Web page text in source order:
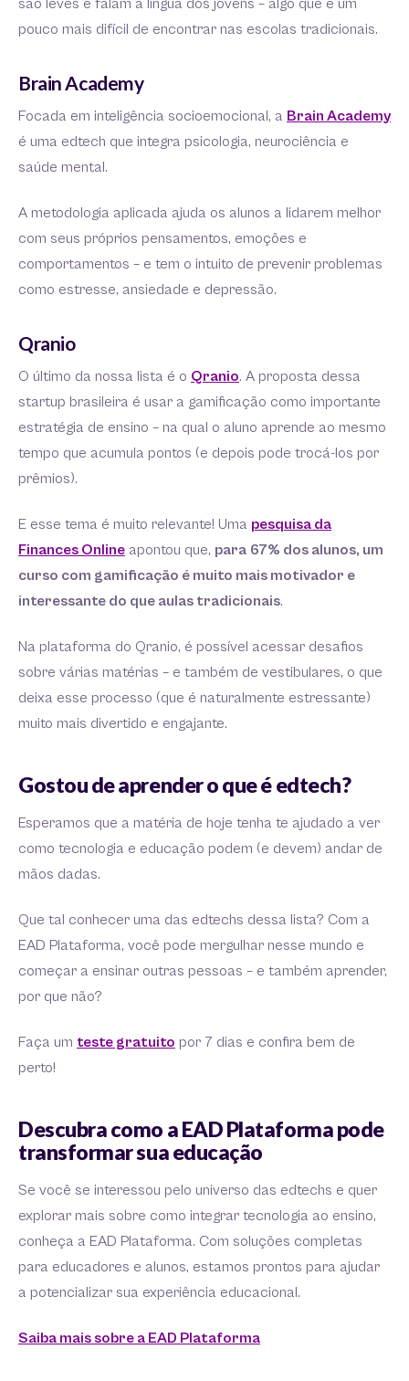
são leves e falam a língua dos jovens – algo que é um
pouco mais difícil de encontrar nas escolas tradicionais.
Brain Academy
Focada em inteligência socioemocional, a Brain Academy
é uma edtech que integra psicologia, neurociência e
saúde mental.
A metodologia aplicada ajuda os alunos a lidarem melhor
com seus próprios pensamentos, emoções e
comportamentos – e tem o intuito de prevenir problemas
como estresse, ansiedade e depressão.
Qranio
O último da nossa lista é o Qranio. A proposta dessa
startup brasileira é usar a gamificação como importante
estratégia de ensino – na qual o aluno aprende ao mesmo
tempo que acumula pontos (e depois pode trocá-los por
prêmios).
E esse tema é muito relevante! Uma pesquisa da
Finances Online apontou que, para 67% dos alunos, um
curso com gamificação é muito mais motivador e
interessante do que aulas tradicionais.
Na plataforma do Qranio, é possível acessar desafios
sobre várias matérias – e também de vestibulares, o que
deixa esse processo (que é naturalmente estressante)
muito mais divertido e engajante.
Gostou de aprender o que é edtech?
Esperamos que a matéria de hoje tenha te ajudado a ver
como tecnologia e educação podem (e devem) andar de
mãos dadas.
Que tal conhecer uma das edtechs dessa lista? Com a
EAD Plataforma, você pode mergulhar nesse mundo e
começar a ensinar outras pessoas – e também aprender,
por que não?
Faça um teste gratuito por 7 dias e confira bem de
perto!
Descubra como a EAD Plataforma pode
transformar sua educação
Se você se interessou pelo universo das edtechs e quer
explorar mais sobre como integrar tecnologia ao ensino,
conheça a EAD Plataforma. Com soluções completas
para educadores e alunos, estamos prontos para ajudar
a potencializar sua experiência educacional.
Saiba mais sobre a EAD Plataforma